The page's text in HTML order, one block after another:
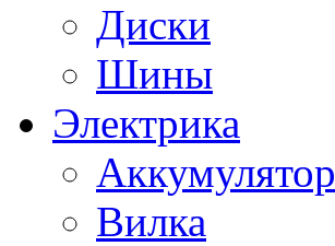
Диски
Шины
Электрика
Аккумулятор
Вилка